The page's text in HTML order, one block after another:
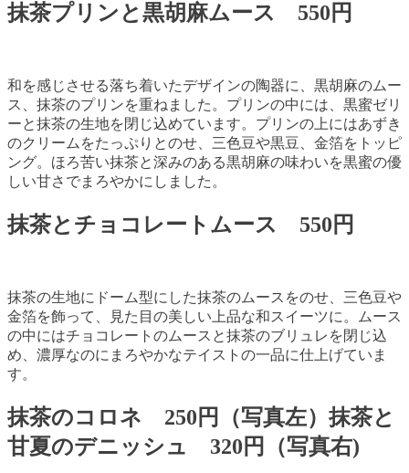
抹茶プリンと黒胡麻ムース 550円
和を感じさせる落ち着いたデザインの陶器に、黒胡麻のムー
ス、抹茶のプリンを重ねました。プリンの中には、黒蜜ゼリ
ーと抹茶の生地を閉じ込めています。プリンの上にはあずき
のクリームをたっぷりとのせ、三色豆や黒豆、金箔をトッピ
ング。ほろ苦い抹茶と深みのある黒胡麻の味わいを黒蜜の優
しい甘さでまろやかにしました。
抹茶とチョコレートムース 550円
抹茶の生地にドーム型にした抹茶のムースをのせ、三色豆や
金箔を飾って、見た目の美しい上品な和スイーツに。ムース
の中にはチョコレートのムースと抹茶のブリュレを閉じ込
め、濃厚なのにまろやかなテイストの一品に仕上げていま
す。
抹茶のコロネ 250円（写真左）抹茶と
甘夏のデニッシュ 320円（写真右)